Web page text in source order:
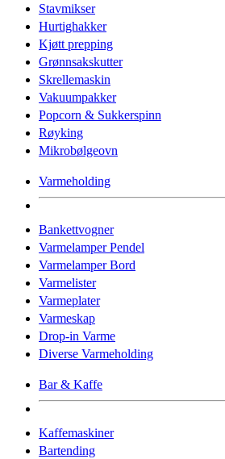
Stavmikser
Hurtighakker
Kjøtt prepping
Grønnsakskutter
Skrellemaskin
Vakuumpakker
Popcorn & Sukkerspinn
Røyking
Mikrobølgeovn
Varmeholding
Bankettvogner
Varmelamper Pendel
Varmelamper Bord
Varmelister
Varmeplater
Varmeskap
Drop-in Varme
Diverse Varmeholding
Bar & Kaffe
Kaffemaskiner
Bartending